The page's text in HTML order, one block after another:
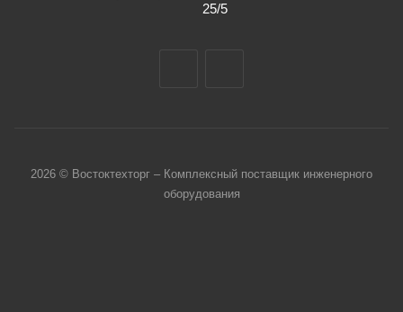
25/5
2026 © Востоктехторг – Комплексный поставщик инженерного
оборудования